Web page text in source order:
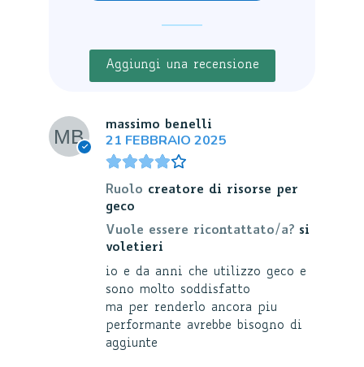
Aggiungi una recensione
massimo benelli
21 FEBBRAIO 2025
Ruolo creatore di risorse per
geco
Vuole essere ricontattato/a? si
voletieri
io e da anni che utilizzo geco e
sono molto soddisfatto
ma per renderlo ancora piu
performante avrebbe bisogno di
aggiunte